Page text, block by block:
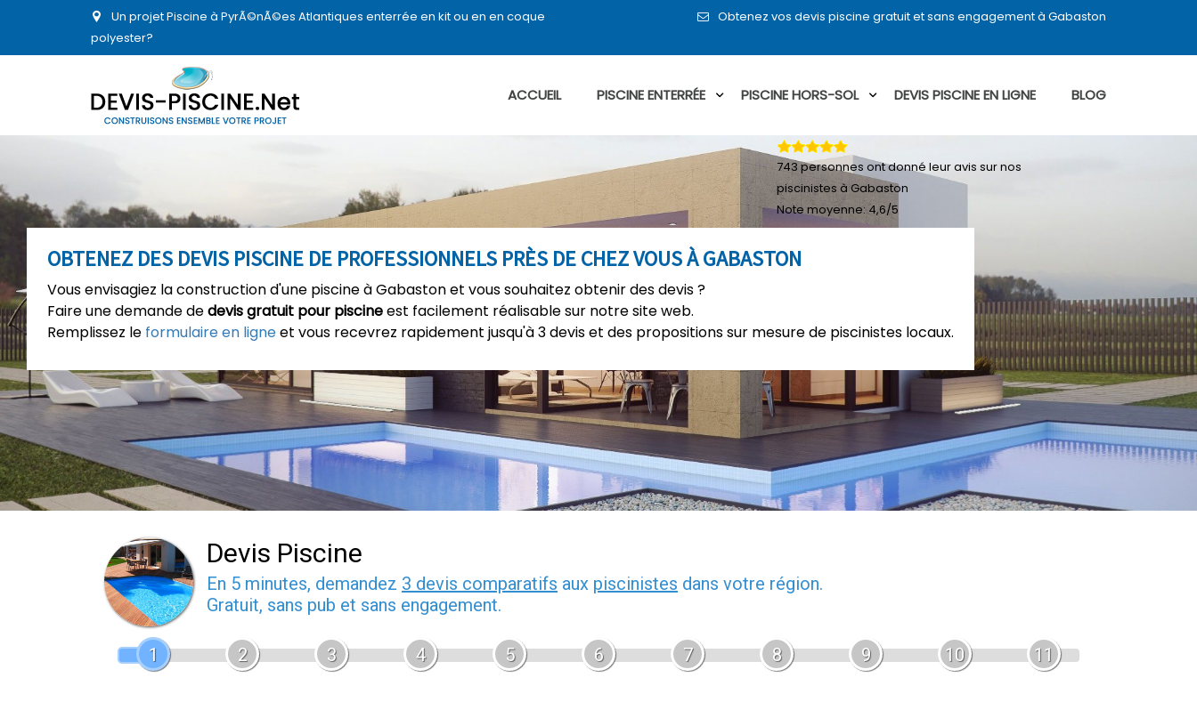
Un projet Piscine à PyrÃ©nÃ©es Atlantiques enterrée en kit ou en en coque
polyester?
Obtenez vos devis piscine gratuit et sans engagement à Gabaston
ACCUEIL PISCINE ENTERRÉE PISCINE HORS-SOL DEVIS PISCINE EN LIGNE BLOG
OBTENEZ DES DEVIS PISCINE DE PROFESSIONNELS PRÈS DE CHEZ VOUS À GABASTON
Vous envisagiez la construction d'une piscine à Gabaston et vous souhaitez obtenir des devis ?
Faire une demande dedevis gratuit pour piscineest facilement réalisable sur notre site web.
Remplissez le formulaire en ligneet vous recevrez rapidement jusqu'à 3 devis et des propositions sur mesure de piscinistes locaux.
743personnes ont donné leuravis sur nos
piscinistes à Gabaston
Note moyenne:4,6/5
Devis Piscine
En 5 minutes, demandez 3 devis comparatifs aux piscinistes dans votre région.
Gratuit, sans pub et sans engagement.
1 2 3 4 5 6 7 8 9 10 11